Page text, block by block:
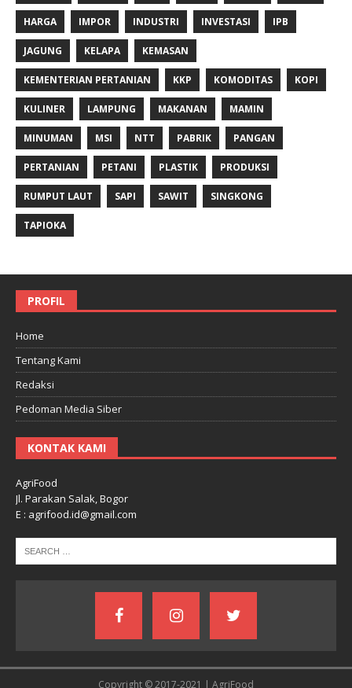
HARGA IMPOR INDUSTRI INVESTASI IPB
JAGUNG KELAPA KEMASAN
KEMENTERIAN PERTANIAN KKP KOMODITAS KOPI
KULINER LAMPUNG MAKANAN MAMIN
MINUMAN MSI NTT PABRIK PANGAN
PERTANIAN PETANI PLASTIK PRODUKSI
RUMPUT LAUT SAPI SAWIT SINGKONG
TAPIOKA
PROFIL
Home
Tentang Kami
Redaksi
Pedoman Media Siber
KONTAK KAMI
AgriFood
Jl. Parakan Salak, Bogor
E : agrifood.id@gmail.com
Copyright © 2017-2021 | AgriFood